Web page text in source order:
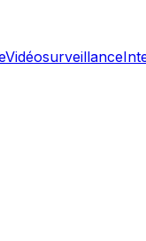
Vidéosurveillance